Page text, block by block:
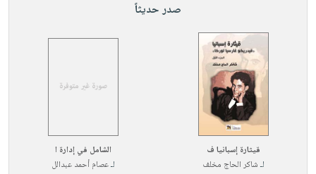
صدر حديثاً
قيثارة إسبانيا ف
لـشاكر الحاج مخلف
الشامل في إدارة ا
لـعصام أحمد عبدالل